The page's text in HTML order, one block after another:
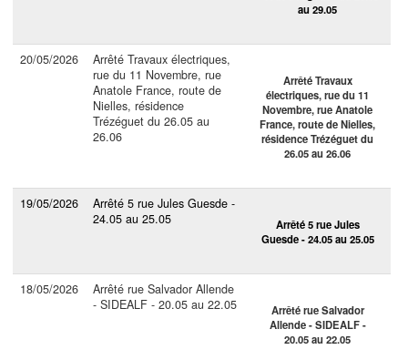
au 29.05
20/05/2026
Arrêté Travaux électriques,
rue du 11 Novembre, rue
Anatole France, route de
Nielles, résidence
Trézéguet du 26.05 au
26.06
Arrêté Travaux
électriques, rue du 11
Novembre, rue Anatole
France, route de Nielles,
résidence Trézéguet du
26.05 au 26.06
19/05/2026
Arrêté 5 rue Jules Guesde -
24.05 au 25.05
Arrêté 5 rue Jules
Guesde - 24.05 au 25.05
18/05/2026
Arrêté rue Salvador Allende
- SIDEALF - 20.05 au 22.05
Arrêté rue Salvador
Allende - SIDEALF -
20.05 au 22.05